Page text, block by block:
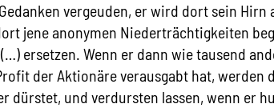
vergeuden, er wird dort sein Hirn
jene anonymen Niederträchtigkeiten
ersetzen. Wenn er dann wie tausend
der Aktionäre verausgabt hat, werden
dürstet, und verdursten lassen, wenn er